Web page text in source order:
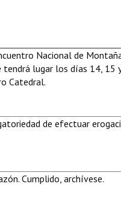
Nacional de
tendrá lugar los días 14,
Catedral.
de efectuar
Cumplido, archívese.